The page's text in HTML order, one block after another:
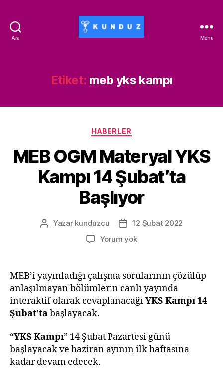
Ara
-
ALİSAN453T-
Menü
Etiket: meb yks kampı
Kategoriler
HABERLER
MEB OGM Materyal YKS
Kampı 14 Şubat’ta
Başlıyor
Yazının
Yazar kunduzcu
Yazı
tarihi
12 Şubat 2022
Yorum yokMEB
YKS
Kampı
14
Şubat’ta
MEB’i yayınladığı çalışma sorularının çözülüp
anlaşılmayan bölümlerin canlı yayında
interaktif olarak cevaplanacağıYKS Kampı14
Şubat’tabaşlayacak.
“YKS Kampı” 14 Şubat Pazartesi günü
başlayacak ve haziran ayının ilk haftasına
kadar devam edecek.